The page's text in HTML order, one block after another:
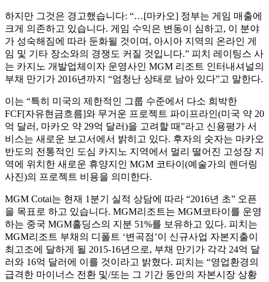
하지만 그것은 경고했습니다: “…[마카오] 정부는 게임 매출에
크게 의존하고 있습니다. 게임 수익은 변동이 심하고, 이 분야
가 성숙해짐에 따라 둔화될 것이며, 아시아 지역의 온라인 게
임 및 기타 장소와의 경쟁도 커질 것입니다.” 피치 레이팅스 사
는 카지노 개발업체이자 운영사인 MGM 리조트 인터내셔널의
부채 만기가 2016년까지 “엄청난 상태로 남아 있다”고 말한다.
이는 “특히 미국의 제한적인 그룹 수준에서 다소 희박한
FCF[자유현금흐름]와 무거운 프로젝트 파이프라인(미국 약 20
억 달러, 마카오 약 29억 달러)을 고려할 때”라고 신용평가 서
비스는 새로운 보고서에서 밝히고 있다. 후자의 숫자는 마카오
반도의 전통적인 도심 카지노 지역에서 멀리 떨어진 고성장 지
역에 위치한 새로운 휴양지인 MGM 코타이(예술가의 렌더링
사진)의 프로젝트 비용을 의미한다.
MGM Cotai는 현재 1분기 실적 상담에 따라 “2016년 초” 오픈
을 목표로 하고 있습니다. MGM리조트는 MGM코타이를 운영
하는 중국 MGM홀딩스의 지분 51%를 보유하고 있다. 피치는
MGM리조트 부채의 디폴트 ‘변곡점’이 신규사업 자본지출이
최고조에 달하게 될 2015-16년으로, 부채 만기가 각각 24억 달
러와 16억 달러에 이를 것이라고 밝혔다. 피치는 “영업환경의
급격한 마이너스 전환 및/또는 그 기간 동안의 자본시장 상황